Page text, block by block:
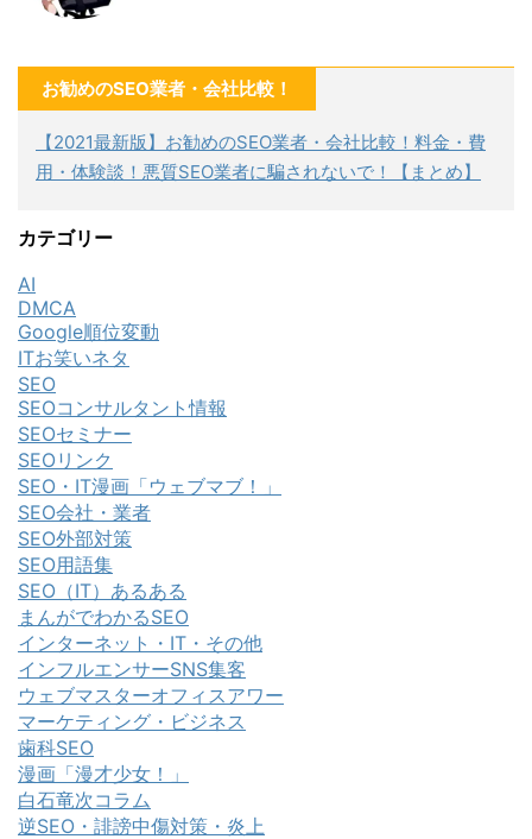
お勧めのSEO業者・会社比較！
【2021最新版】お勧めのSEO業者・会社比較！料金・費
用・体験談！悪質SEO業者に騙されないで！【まとめ】
カテゴリー
AI
DMCA
Google順位変動
ITお笑いネタ
SEO
SEOコンサルタント情報
SEOセミナー
SEOリンク
SEO・IT漫画「ウェブマブ！」
SEO会社・業者
SEO外部対策
SEO用語集
SEO（IT）あるある
まんがでわかるSEO
インターネット・IT・その他
インフルエンサーSNS集客
ウェブマスターオフィスアワー
マーケティング・ビジネス
歯科SEO
漫画「漫才少女！」
白石竜次コラム
逆SEO・誹謗中傷対策・炎上